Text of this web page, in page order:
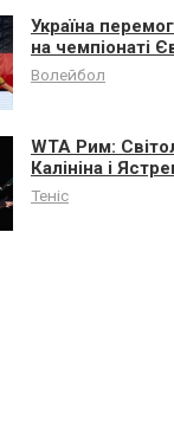
Україна
на чемпіонаті
Волейбол
WTA Рим:
Калініна і
Теніс